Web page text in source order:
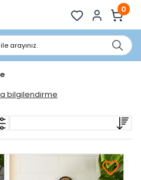
0
arayınız.
bilgilendirme